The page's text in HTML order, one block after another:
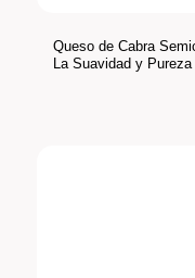
Queso de Cabra
La Suavidad y